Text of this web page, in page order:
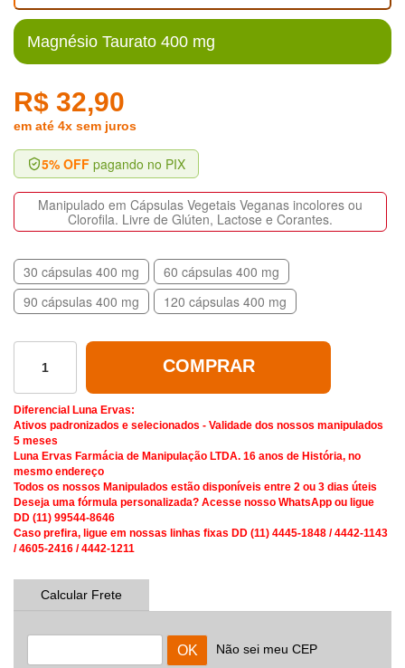
Magnésio Taurato 400 mg
R$ 32,90
em até 4x sem juros
5% OFF pagando no PIX
Manipulado em Cápsulas Vegetais Veganas incolores ou
Clorofila. Livre de Glúten, Lactose e Corantes.
30 cápsulas 400 mg
60 cápsulas 400 mg
90 cápsulas 400 mg
120 cápsulas 400 mg
COMPRAR
Diferencial Luna Ervas:
Ativos padronizados e selecionados - Validade dos nossos manipulados
5 meses
Luna Ervas Farmácia de Manipulação LTDA. 16 anos de História, no
mesmo endereço
Todos os nossos Manipulados estão disponíveis entre 2 ou 3 dias úteis
Deseja uma fórmula personalizada? Acesse nosso WhatsApp ou ligue
DD (11) 99544-8646
Caso prefira, ligue em nossas linhas fixas DD (11) 4445-1848 / 4442-1143
/ 4605-2416 / 4442-1211
Calcular Frete
Não sei meu CEP